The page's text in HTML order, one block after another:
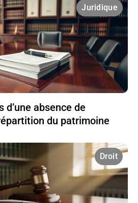
Juridique
d’une absence de
du patrimoine
Droit